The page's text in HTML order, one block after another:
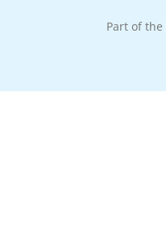
Part of the